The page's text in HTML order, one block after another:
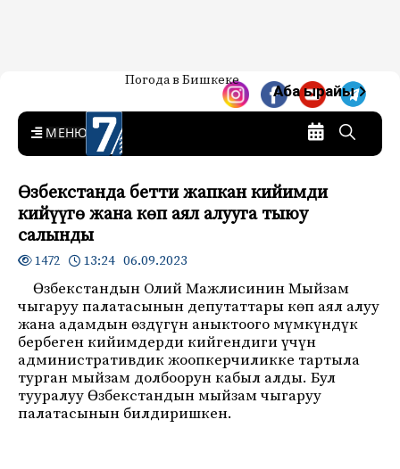
7-канал. Жаңылыктар —
Кыргызстан
Жаңылыктар — Кыргызстан
Погода в Бишкеке
Аба ырайы
MENU
Өзбекстанда бетти жапкан кийимди
кийүүгө жана көп аял алууга тыюу
салынды
1472 13:24 06.09.2023
Өзбекстандын Олий Мажлисинин Мыйзам
чыгаруу палатасынын депутаттары көп аял алуу
жана адамдын өздүгүн аныктоого мүмкүндүк
бербеген кийимдерди кийгендиги үчүн
административдик жоопкерчиликке тартыла
турган мыйзам долбоорун кабыл алды. Бул
тууралуу Өзбекстандын мыйзам чыгаруу
палатасынын билдиришкен.